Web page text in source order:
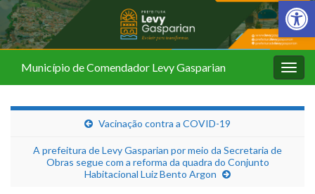
Barra de
Município de Comendador Levy Gasparian
Vacinação contra a COVID-19
A prefeitura de Levy Gasparian por meio da Secretaria de
Obras segue com a reforma da quadra do Conjunto
Habitacional Luiz Bento Argon